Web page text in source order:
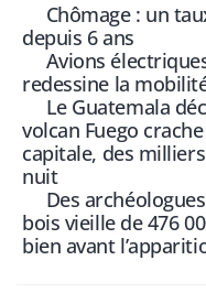
Chômage : un
depuis 6 ans
Avions
redessine la
Le Guatemala
volcan Fuego
capitale, des
nuit
Des
bois vieille de 476
bien avant